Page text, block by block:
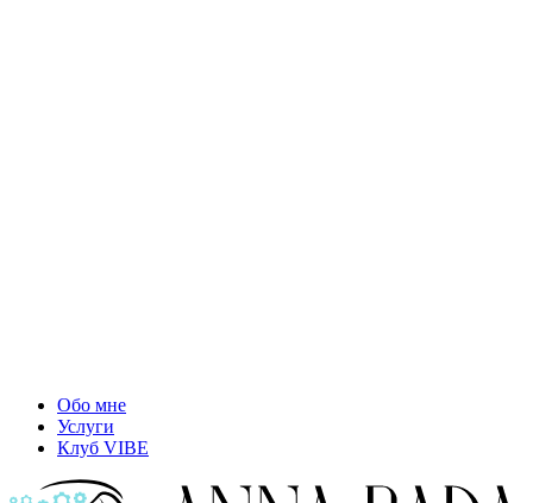
Обо мне
Услуги
Клуб VIBE